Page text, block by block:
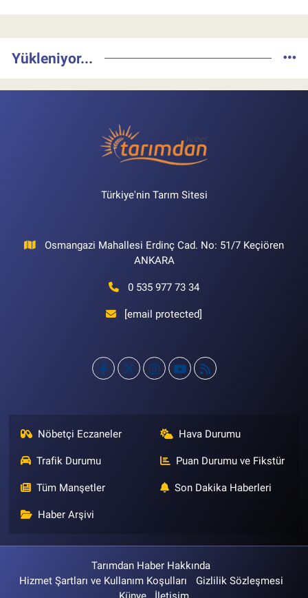
Yükleniyor...
Türkiye'nin Tarım Sitesi
Osmangazi Mahallesi Erdinç Cad. No: 51/7 Keçiören
ANKARA
0 535 977 73 34
[email protected]
Nöbetçi Eczaneler Hava Durumu
Trafik Durumu Puan Durumu ve Fikstür
Tüm Manşetler Son Dakika Haberleri
Haber Arşivi
Tarımdan Haber Hakkında
Hizmet Şartları ve Kullanım Koşulları
Gizlilik Sözleşmesi